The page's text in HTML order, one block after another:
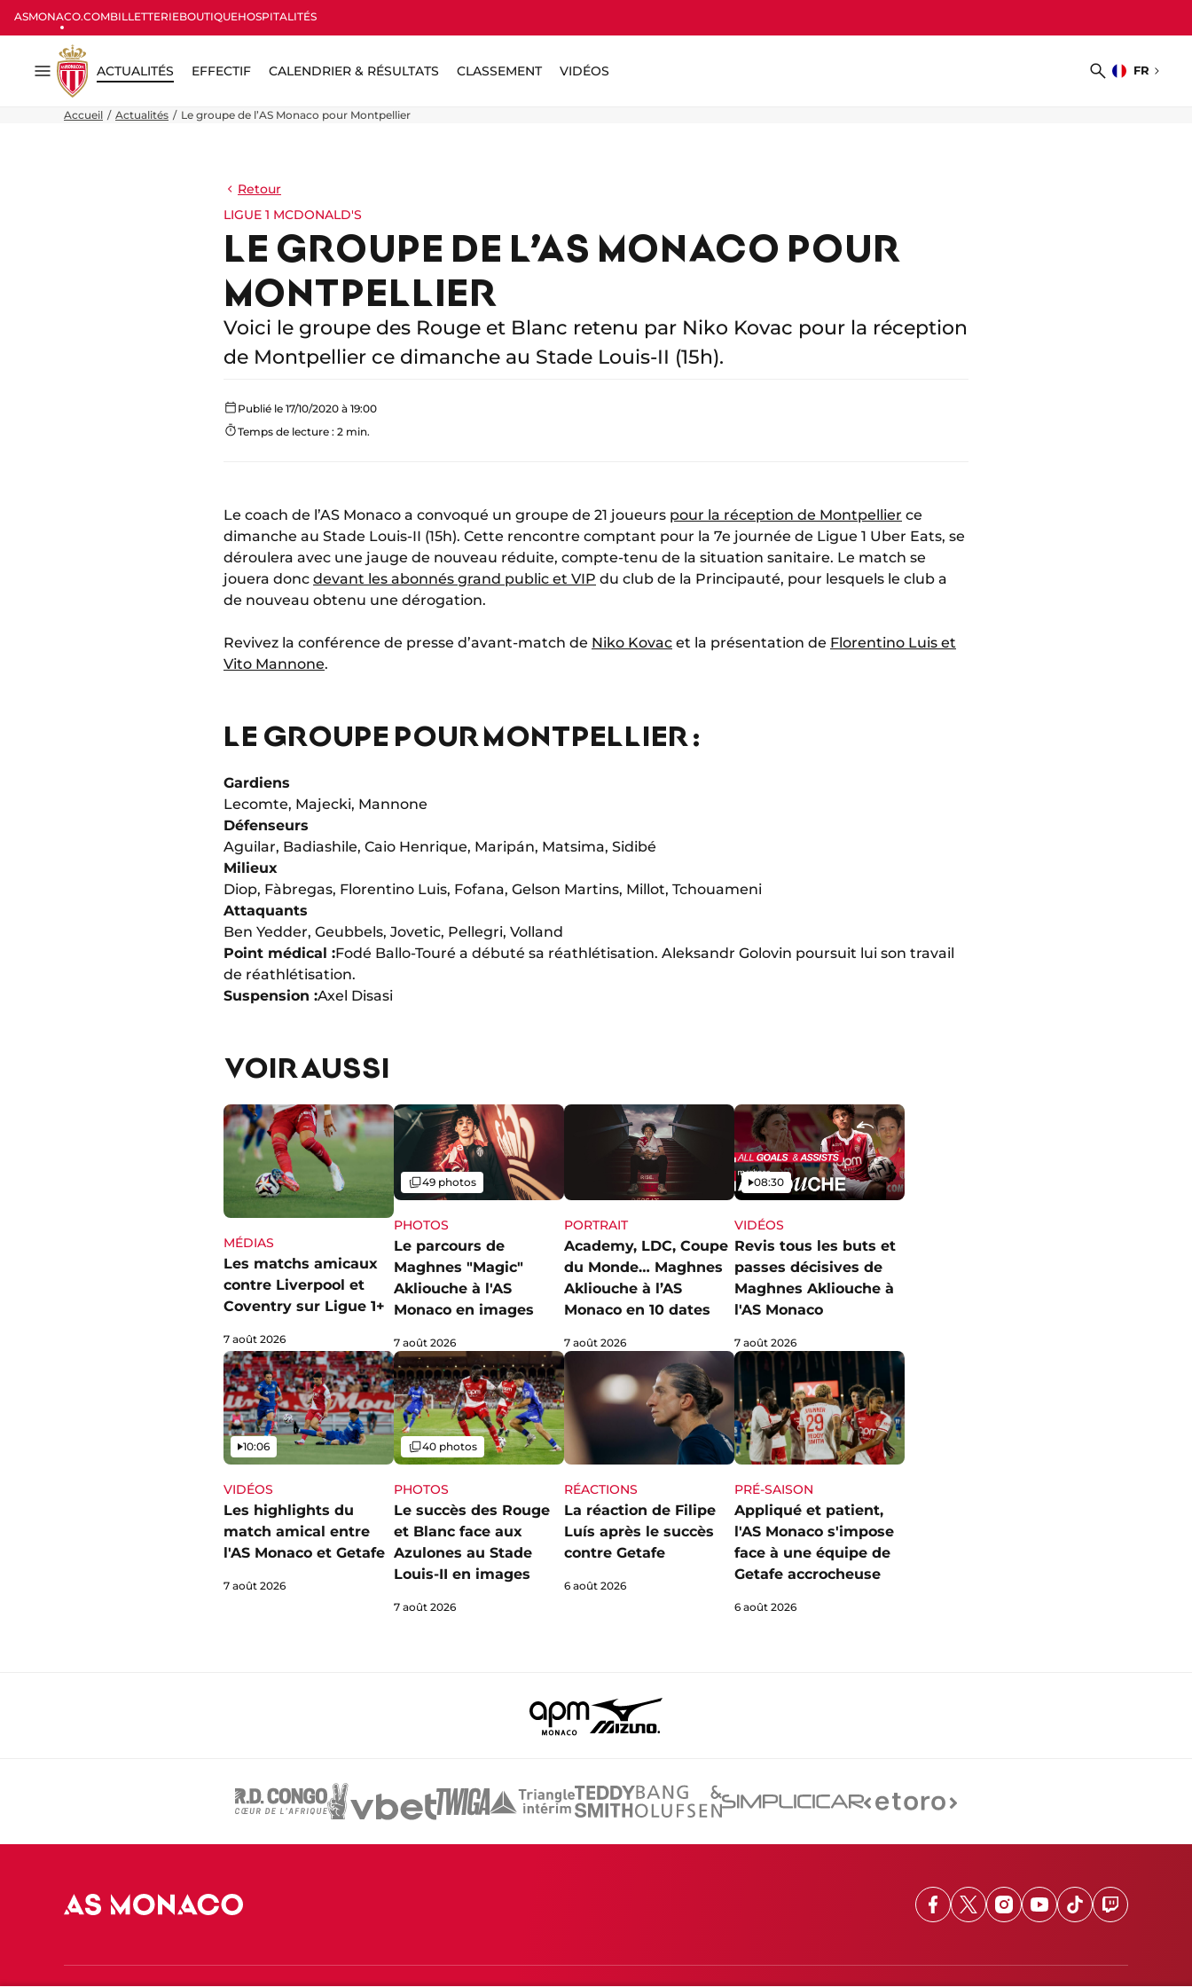
ASMONACO.COMBILLETTERIEBOUTIQUEHOSPITALITÉS
Menu
ACTUALITÉS EFFECTIF CALENDRIER & RÉSULTATS CLASSEMENT VIDÉOS
Recherche
FR
Choisir
Accueil Actualités Le groupe de l’AS Monaco pour Montpellier
Retour
LIGUE 1 MCDONALD'S
LE GROUPE DE L’AS MONACO POUR
MONTPELLIER
Voici le groupe des Rouge et Blanc retenu par Niko Kovac pour la réception
de Montpellier ce dimanche au Stade Louis-II (15h).
Publié le 17/10/2020 à 19:00
Temps de lecture : 2 min.
Le coach de l’AS Monaco a convoqué un groupe de 21 joueurs pour la réception de Montpellier ce
dimanche au Stade Louis-II (15h). Cette rencontre comptant pour la 7e journée de Ligue 1 Uber Eats, se
déroulera avec une jauge de nouveau réduite, compte-tenu de la situation sanitaire. Le match se
jouera donc devant les abonnés grand public et VIP du club de la Principauté, pour lesquels le club a
de nouveau obtenu une dérogation.
Revivez la conférence de presse d’avant-match de Niko Kovac et la présentation de Florentino Luis et
Vito Mannone.
LE GROUPE POUR MONTPELLIER :
Gardiens
Lecomte, Majecki, Mannone
Défenseurs
Aguilar, Badiashile, Caio Henrique, Maripán, Matsima, Sidibé
Milieux
Diop, Fàbregas, Florentino Luis, Fofana, Gelson Martins, Millot, Tchouameni
Attaquants
Ben Yedder, Geubbels, Jovetic, Pellegri, Volland
Point médical :Fodé Ballo-Touré a débuté sa réathlétisation. Aleksandr Golovin poursuit lui son travail
de réathlétisation.
Suspension :Axel Disasi
VOIR AUSSI
MÉDIAS
Les matchs amicaux
contre Liverpool et
Coventry sur Ligue 1+
7 août 2026
PHOTOS
Le parcours de
Maghnes "Magic"
Akliouche à l'AS
Monaco en images
Galerie
49 photos
7 août 2026
PORTRAIT
Academy, LDC, Coupe
du Monde… Maghnes
Akliouche à l’AS
Monaco en 10 dates
7 août 2026
VIDÉOS
Revis tous les buts et
passes décisives de
Maghnes Akliouche à
l'AS Monaco
Vidéo
08:30
7 août 2026
VIDÉOS
Les highlights du
match amical entre
l'AS Monaco et Getafe
Vidéo
10:06
7 août 2026
PHOTOS
Le succès des Rouge
et Blanc face aux
Azulones au Stade
Louis-II en images
Galerie
40 photos
7 août 2026
RÉACTIONS
La réaction de Filipe
Luís après le succès
contre Getafe
6 août 2026
PRÉ-SAISON
Appliqué et patient,
l'AS Monaco s'impose
face à une équipe de
Getafe accrocheuse
6 août 2026
Facebook
X Instagram
Youtube
TikTokTwitch